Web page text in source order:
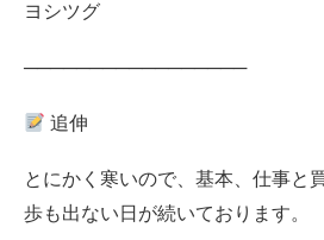
ヨシツグ
─────────────────
追伸
とにかく寒いので、 基本、仕事と
歩も出ない日が続いております。